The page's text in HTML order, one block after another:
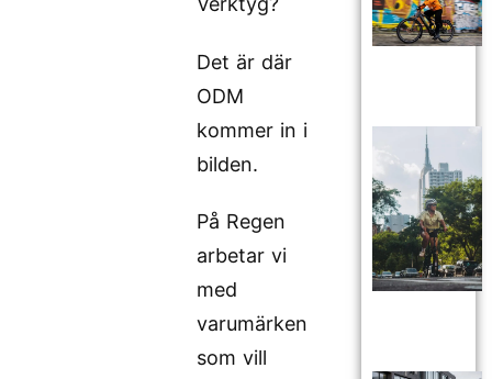
Det är där
ODM
kommer in i
bilden.
På Regen
arbetar vi
med
varumärken
som vill